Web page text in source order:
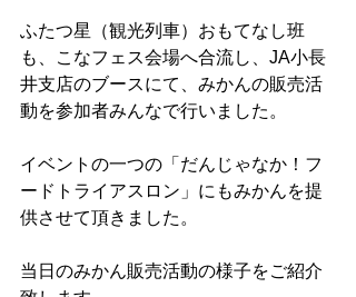
ふたつ星（観光列車）おもてなし班
も、こなフェス会場へ合流し、JA小長
井支店のブースにて、みかんの販売活
動を参加者みんなで行いました。
イベントの一つの「 だんじゃなか！フ
ードトライアスロン 」にもみかんを提
供させて頂きました。
当日のみかん販売活動の様子をご紹介